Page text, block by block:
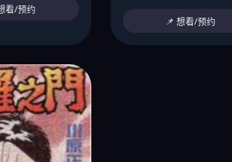
看/预约
📌 想看/预约